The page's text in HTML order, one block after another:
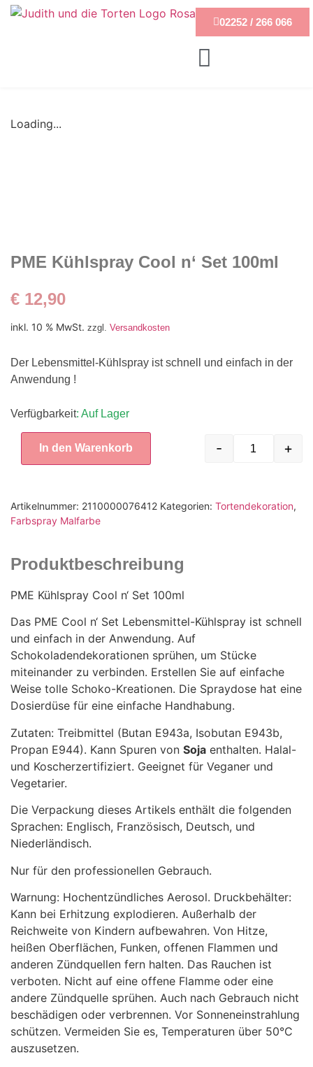
02252 / 266 066
Loading...
PME Kühlspray Cool n‘ Set 100ml
€ 12,90
inkl. 10 % MwSt. zzgl. Versandkosten
Der Lebensmittel-Kühlspray ist schnell und einfach in der
Anwendung !
Verfügbarkeit: Auf Lager
- +
In den Warenkorb
Artikelnummer: 2110000076412 Kategorien: Tortendekoration,
Farbspray Malfarbe
Produktbeschreibung
PME Kühlspray Cool n‘ Set 100ml
Das PME Cool n‘ Set Lebensmittel-Kühlspray ist schnell
und einfach in der Anwendung. Auf
Schokoladendekorationen sprühen, um Stücke
miteinander zu verbinden. Erstellen Sie auf einfache
Weise tolle Schoko-Kreationen. Die Spraydose hat eine
Dosierdüse für eine einfache Handhabung.
Zutaten: Treibmittel (Butan E943a, Isobutan E943b,
Propan E944). Kann Spuren von Soja enthalten. Halal-
und Koscherzertifiziert. Geeignet für Veganer und
Vegetarier.
Die Verpackung dieses Artikels enthält die folgenden
Sprachen: Englisch, Französisch, Deutsch, und
Niederländisch.
Nur für den professionellen Gebrauch.
Warnung: Hochentzündliches Aerosol. Druckbehälter:
Kann bei Erhitzung explodieren. Außerhalb der
Reichweite von Kindern aufbewahren. Von Hitze,
heißen Oberflächen, Funken, offenen Flammen und
anderen Zündquellen fern halten. Das Rauchen ist
verboten. Nicht auf eine offene Flamme oder eine
andere Zündquelle sprühen. Auch nach Gebrauch nicht
beschädigen oder verbrennen. Vor Sonneneinstrahlung
schützen. Vermeiden Sie es, Temperaturen über 50°C
auszusetzen.